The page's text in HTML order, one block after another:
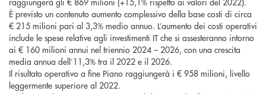
È previsto un contenuto aumento complessivo della base costi di circa
€ 215 milioni pari al 3,3% medio annuo. L’aumento dei costi operativi
include le spese relative agli investimenti IT che si assesteranno intorno
ai € 160 milioni annui nel triennio 2024 – 2026, con una crescita
media annua dell’11,3% tra il 2022 e il 2026.
Il risultato operativo a fine Piano raggiungerà i € 958 milioni, livello
leggermente superiore al 2022.